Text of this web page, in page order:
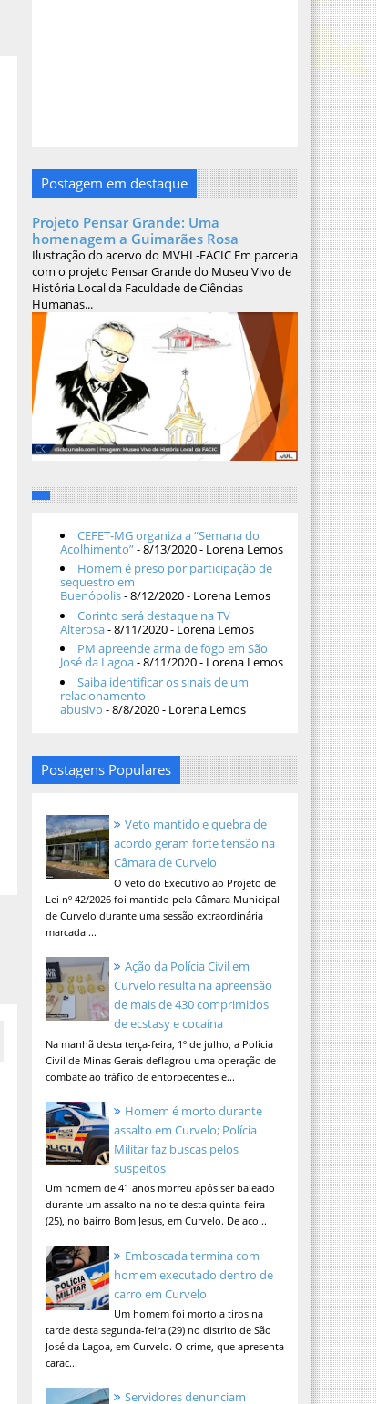
Postagem em destaque
Projeto Pensar Grande: Uma
homenagem a Guimarães Rosa
Ilustração do acervo do MVHL-FACIC Em parceria
com o projeto Pensar Grande do Museu Vivo de
História Local da Faculdade de Ciências
Humanas...
CEFET-MG organiza a “Semana do
Acolhimento”- 8/13/2020- Lorena Lemos
Homem é preso por participação de
sequestro em
Buenópolis- 8/12/2020- Lorena Lemos
Corinto será destaque na TV
Alterosa- 8/11/2020- Lorena Lemos
PM apreende arma de fogo em São
José da Lagoa- 8/11/2020- Lorena Lemos
Saiba identificar os sinais de um
relacionamento
abusivo - 8/8/2020- Lorena Lemos
Postagens Populares
Veto mantido e quebra de
acordo geram forte tensão na
Câmara de Curvelo
O veto do Executivo ao Projeto de
Lei nº 42/2026 foi mantido pela Câmara Municipal
de Curvelo durante uma sessão extraordinária
marcada ...
Ação da Polícia Civil em
Curvelo resulta na apreensão
de mais de 430 comprimidos
de ecstasy e cocaína
Na manhã desta terça-feira, 1º de julho, a Polícia
Civil de Minas Gerais deflagrou uma operação de
combate ao tráfico de entorpecentes e...
Homem é morto durante
assalto em Curvelo; Polícia
Militar faz buscas pelos
suspeitos
Um homem de 41 anos morreu após ser baleado
durante um assalto na noite desta quinta-feira
(25), no bairro Bom Jesus, em Curvelo. De aco...
Emboscada termina com
homem executado dentro de
carro em Curvelo
Um homem foi morto a tiros na
tarde desta segunda-feira (29) no distrito de São
José da Lagoa, em Curvelo. O crime, que apresenta
carac...
Servidores denunciam